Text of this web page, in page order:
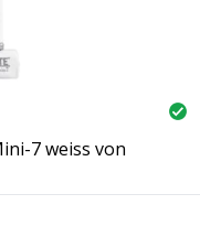
7 weiss von